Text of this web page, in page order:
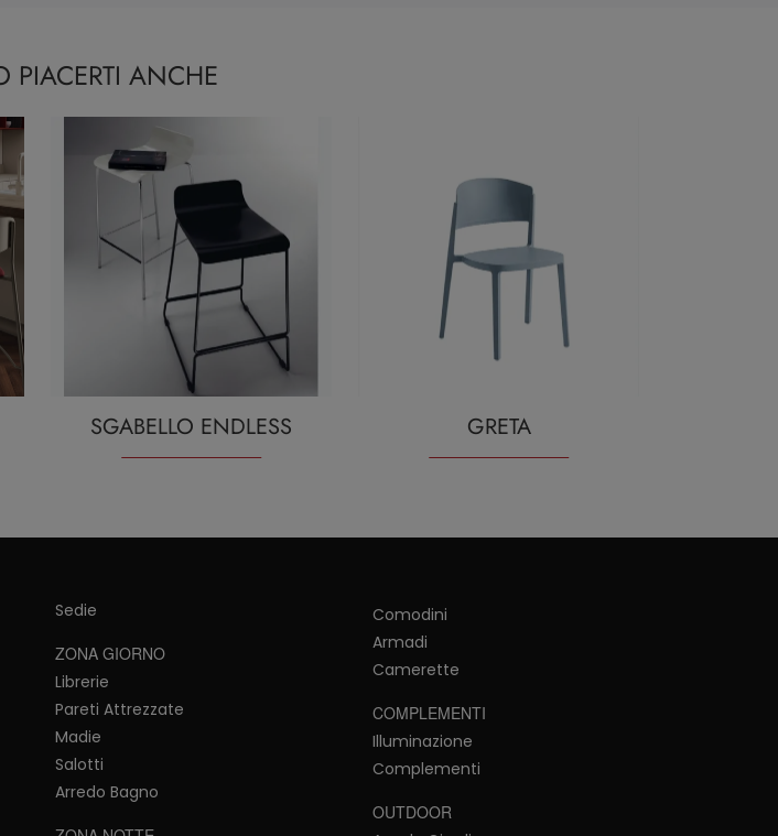
PIACERTI ANCHE
SGABELLO ENDLESS GRETA
Sedie
ZONA GIORNO
Librerie
Pareti Attrezzate
Madie
Salotti
Arredo Bagno
Comodini
Armadi
Camerette
COMPLEMENTI
Illuminazione
Complementi
OUTDOOR